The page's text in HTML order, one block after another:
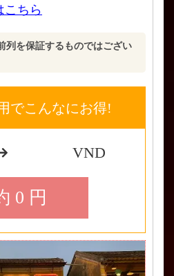
ちら
列を保証するものではござい
でこんなにお得!
VND
0 円